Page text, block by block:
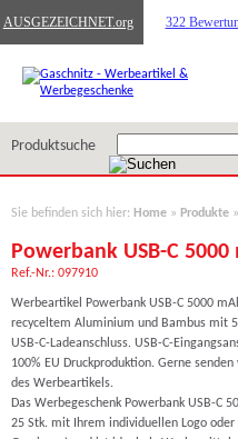
AUSGEZEICHNET.org 322
Produktsuche
Sie befinden sich hier: Home » Produkte »
Powerbank USB-C
Ref.-Nr.: 097910
Werbeartikel Powerbank USB-C 5000
recyceltem Aluminium und Bambus mit
USB-C-Ladeanschluss. USB-C-
100% EU Druckproduktion. Gerne
des Werbeartikels.
Das Werbegeschenk Powerbank USB-C
25 Stk. mit Ihrem individuellen Logo